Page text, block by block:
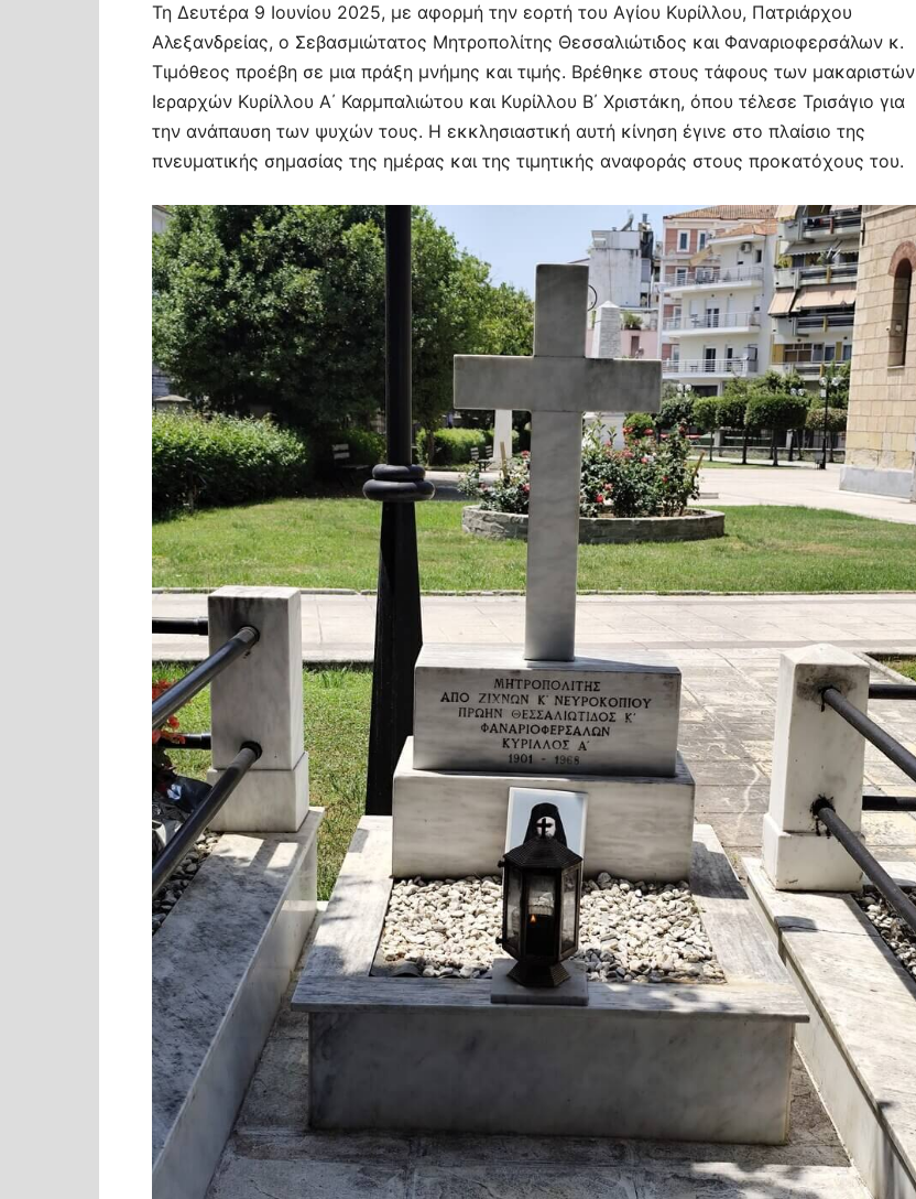
Τη Δευτέρα 9 Ιουνίου 2025, με αφορμή την εορτή του Αγίου Κυρίλλου, Πατριάρχου
Αλεξανδρείας, ο Σεβασμιώτατος Μητροπολίτης Θεσσαλιώτιδος και Φαναριοφερσάλων κ.
Τιμόθεος προέβη σε μια πράξη μνήμης και τιμής. Βρέθηκε στους τάφους των μακαριστών
Ιεραρχών Κυρίλλου Α΄ Καρμπαλιώτου και Κυρίλλου Β΄ Χριστάκη, όπου τέλεσε Τρισάγιο για
την ανάπαυση των ψυχών τους. Η εκκλησιαστική αυτή κίνηση έγινε στο πλαίσιο της
πνευματικής σημασίας της ημέρας και της τιμητικής αναφοράς στους προκατόχους του.